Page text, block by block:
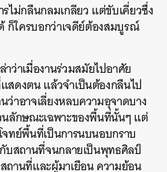
ไม่กลืนกลมเกลียว แต่ขับเคี่ยวซึ่ง
ก็ใครบอกว่าเจดีย์ต้องสมบูรณ์
าว่าเมื่องานร่วมสมัยไปอาศัย
สดงตน แล้วจำเป็นต้องกลืนไป
าอาจเลี่ยงหลบความอุจาดบาง
นลักษณะเฉพาะของพื้นที่นั้นๆ แต่
ทย์พื้นที่เป็นการนบนอบกราบ
บสถานที่จนกลายเป็นพุทธศิลป์
ถานที่และผู้มาเยือน ความย้อน